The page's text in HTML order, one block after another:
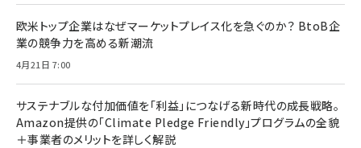
欧米トップ企業はなぜマーケットプレイス化を急ぐのか？ BtoB企
業の競争力を高める新潮流
4月21日 7:00
サステナブルな付加価値を「利益」につなげる新時代の成長戦略。
Amazon提供の「Climate Pledge Friendly」プログラムの全貌
＋事業者のメリットを詳しく解説